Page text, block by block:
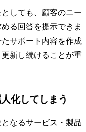
しても、顧客のニー
る回答を提示できま
サポート内容を作成
新し続けることが重
化してしまう
なるサービス・製品